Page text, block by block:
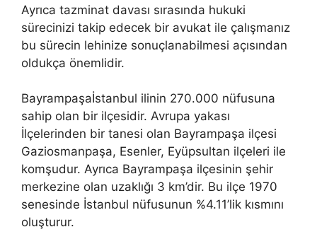
Ayrıca tazminat davası sırasında hukuki
sürecinizi takip edecek bir avukat ile çalışmanız
bu sürecin lehinize sonuçlanabilmesi açısından
oldukça önemlidir.
Bayrampaşaİstanbul ilinin 270.000 nüfusuna
sahip olan bir ilçesidir. Avrupa yakası
İlçelerinden bir tanesi olan Bayrampaşa ilçesi
Gaziosmanpaşa, Esenler, Eyüpsultan ilçeleri ile
komşudur. Ayrıca Bayrampaşa ilçesinin şehir
merkezine olan uzaklığı 3 km’dir. Bu ilçe 1970
senesinde İstanbul nüfusunun %4.11’lik kısmını
oluşturur.